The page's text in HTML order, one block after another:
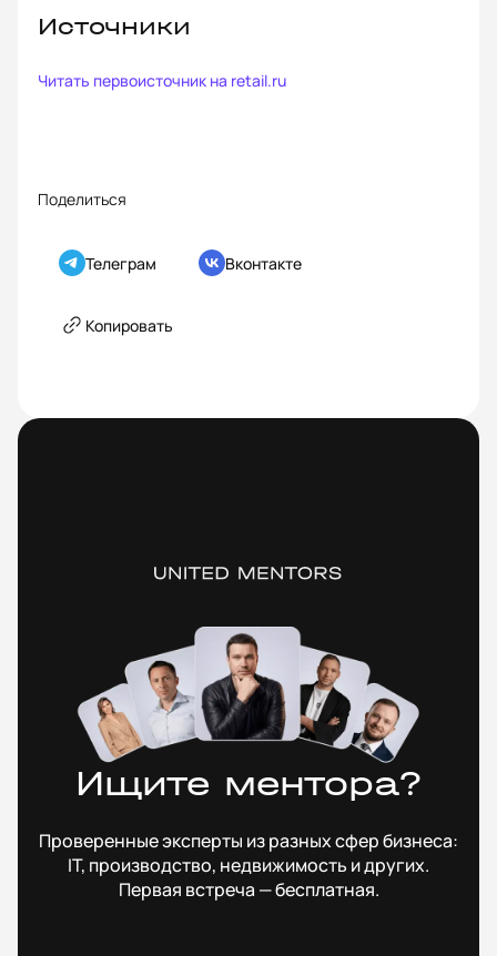
Источники
Читать первоисточник на retail.ru
Поделиться
Телеграм Вконтакте
Копировать
Ищите ментора?
Проверенные эксперты из разных сфер бизнеса:
IT, производство, недвижимость и других.
Первая встреча — бесплатная.